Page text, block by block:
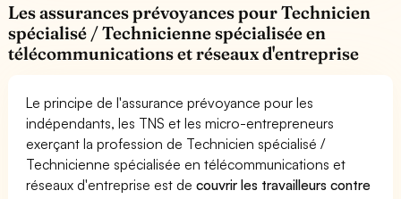
Les assurances prévoyances pour Technicien
spécialisé / Technicienne spécialisée en
télécommunications et réseaux d'entreprise
Le principe de l'assurance prévoyance pour les
indépendants, les TNS et les micro-entrepreneurs
exerçant la profession de Technicien spécialisé /
Technicienne spécialisée en télécommunications et
réseaux d'entreprise est decouvrir les travailleurs contre